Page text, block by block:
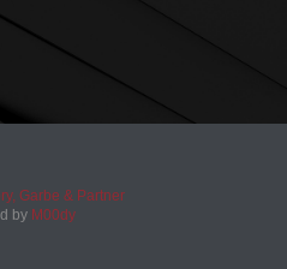
Garbe & Partner
by M00dy